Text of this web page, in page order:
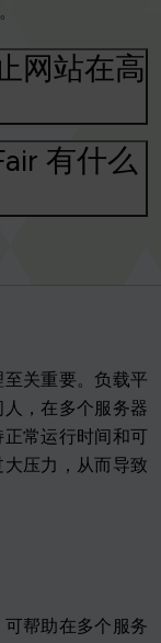
网站在高
有什么
关重要。负载平
，在多个服务器
常运行时间和可
压力，从而导致
帮助在多个服务